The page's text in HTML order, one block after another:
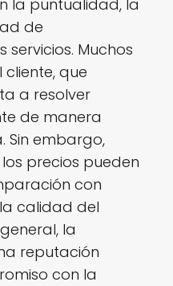
la puntualidad, la
de
servicios. Muchos
que
a resolver
de manera
Sin embargo,
precios pueden
con
calidad del
la
reputación
con la